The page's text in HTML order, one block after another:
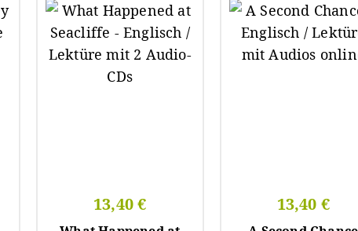
13,40 € 13,40 €